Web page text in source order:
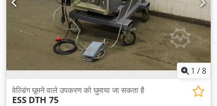
1 /8
वेल्डिंग घूमने वाले उपकरण को घुमाया जा सकता है
ESS DTH 75